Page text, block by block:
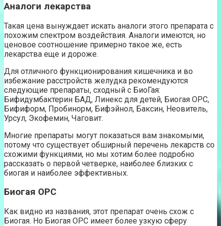
Аналоги лекарства
Такая цена вынуждает искать аналоги этого препарата с
похожим спектром воздействия. Аналоги имеются, но
ценовое соотношение примерно такое же, есть
лекарства еще и дороже.
Для отличного функционирования кишечника и во
избежание расстройств желудка рекомендуются
следующие препараты, сходный с БиоГая:
Бифидумбактерин БАД, Линекс для детей, Биогая ОРС,
Бифиформ, Пробинорм, Бифэйнол, Баксин, Неовитель,
Урсул, Экофемин, Чаговит.
Многие препараты могут показаться вам знакомыми,
потому что существует обширный перечень лекарств со
схожими функциями, но мы хотим более подробно
рассказать о первой четверке, наиболее близких с
биогая и наиболее эффективных.
Биогая ОРС
Как видно из названия, этот препарат очень схож с
Биогая. Но Биогая ОРС имеет более узкую сферу